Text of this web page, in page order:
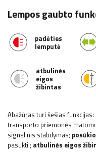
Lempos gaubto
padėties
lemputė
atbulinės
eigos
žibintas
Abažūras turi šešias funkcijas:
transporto priemonės
signalinis stabdymas;
pasukti ; atbulinės eigos